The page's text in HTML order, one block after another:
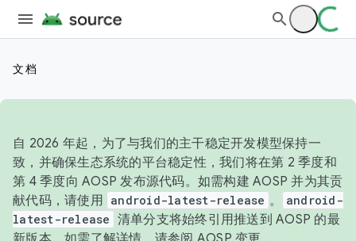
文档
自 2026 年起，为了与我们的主干稳定开发模型保持一
致，并确保生态系统的平台稳定性，我们将在第 2 季度和
第 4 季度向 AOSP 发布源代码。如需构建 AOSP 并为其贡
献代码，请使用 android-latest-release 。
android-
latest-release 清单分支将始终引用推送到 AOSP 的最